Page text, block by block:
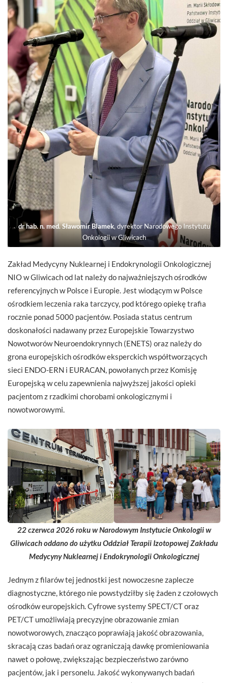
dr hab. n. med. Sławomir Blamek, dyrektor Narodowego Instytutu
Onkologii w Gliwicach
Zakład Medycyny Nuklearnej i Endokrynologii Onkologicznej
NIO w Gliwicach od lat należy do najważniejszych ośrodków
referencyjnych w Polsce i Europie. Jest wiodącym w Polsce
ośrodkiem leczenia raka tarczycy, pod którego opiekę trafia
rocznie ponad 5000 pacjentów. Posiada status centrum
doskonałości nadawany przez Europejskie Towarzystwo
Nowotworów Neuroendokrynnych (ENETS) oraz należy do
grona europejskich ośrodków eksperckich współtworzących
sieci ENDO-ERN i EURACAN, powołanych przez Komisję
Europejską w celu zapewnienia najwyższej jakości opieki
pacjentom z rzadkimi chorobami onkologicznymi i
nowotworowymi.
22 czerwca 2026 roku w Narodowym Instytucie Onkologii w
Gliwicach oddano do użytku Oddział Terapii Izotopowej Zakładu
Medycyny Nuklearnej i Endokrynologii Onkologicznej
Jednym z filarów tej jednostki jest nowoczesne zaplecze
diagnostyczne, którego nie powstydziłby się żaden z czołowych
ośrodków europejskich. Cyfrowe systemy SPECT/CT oraz
PET/CT umożliwiają precyzyjne obrazowanie zmian
nowotworowych, znacząco poprawiają jakość obrazowania,
skracają czas badań oraz ograniczają dawkę promieniowania
nawet o połowę, zwiększając bezpieczeństwo zarówno
pacjentów, jak i personelu. Jakość wykonywanych badań